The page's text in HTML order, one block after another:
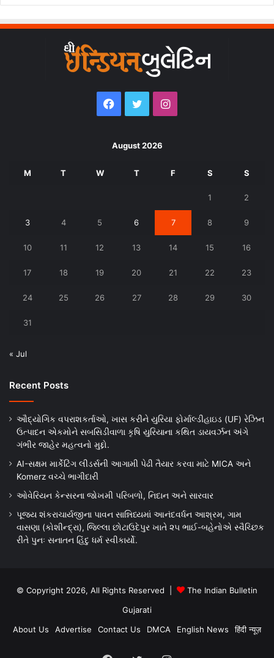
Facebook
TwitterInstagram
August 2026
M T W T F S S
1 2
3 4 5 6 7 8 9
10 11 12 13 14 15 16
17 18 19 20 21 22 23
24 25 26 27 28 29 30
31
« Jul
Recent Posts
ઔદ્યોગિક વપરાશકર્તાઓ, ખાસ કરીને યુરિયા ફોર્માલ્ડીહાઇડ (UF) રેઝિન
ઉત્પાદન એકમોને સબસિડીવાળા કૃષિ યુરિયાના કથિત ડાયવર્ઝન અંગે
ગંભીર જાહેર મહત્વનો મુદ્દો.
AI-સક્ષમ માર્કેટિંગ લીડર્સની આગામી પેઢી તૈયાર કરવા માટે MICA અને
Komerz વચ્ચે ભાગીદારી
ઓવેરિયન કેન્સરના જોખમી પરિબળો, નિદાન અને સારવાર
પૂજ્ય શંકરાચાર્યજીના પાવન સાન્નિધ્યમાં આનંદવર્ધન આશ્રમ, ગામ
વાસણા (કોશીન્દ્રા), જિલ્લા છોટાઉદેપુર ખાતે ૨૫ ભાઈ-બહેનોએ સ્વૈચ્છિક
રીતે પુનઃ સનાતન હિંદુ ધર્મ સ્વીકાર્યો.
© Copyright 2026, All Rights Reserved |
The Indian Bulletin
Gujarati
About Us
Advertise Contact Us DMCA English News हिंदी न्यूज़